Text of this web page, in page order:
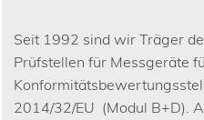
Seit 1992 sind wir Träger
Prüfstellen für Messgeräte
2014/32/EU (Modul B+D).